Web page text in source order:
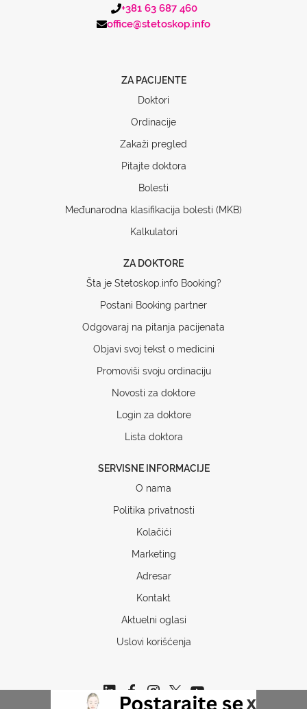
x
+381 63 687 460
office@stetoskop.info
ZA PACIJENTE
Doktori
Ordinacije
Zakaži pregled
Pitajte doktora
Bolesti
Međunarodna klasifikacija bolesti (MKB)
Kalkulatori
ZA DOKTORE
Šta je Stetoskop.info Booking?
Postani Booking partner
Odgovaraj na pitanja pacijenata
Objavi svoj tekst o medicini
Promoviši svoju ordinaciju
Novosti za doktore
Login za doktore
Lista doktora
SERVISNE INFORMACIJE
O nama
Politika privatnosti
Kolačići
Marketing
Adresar
Kontakt
Aktuelni oglasi
Uslovi korišćenja